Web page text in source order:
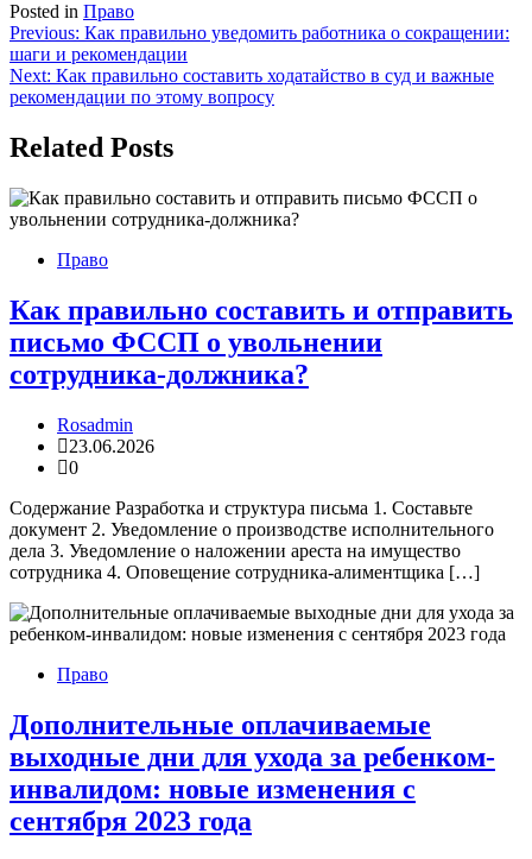
Posted in Право
Навигация
по
записям
Previous: Как правильно уведомить работника о сокращении:
шаги и рекомендации
Next: Как правильно составить ходатайство в суд и важные
рекомендации по этому вопросу
Related Posts
Право
Как правильно составить и отправить
письмо ФССП о увольнении
сотрудника-должника?
Rosadmin
23.06.2026
0
Содержание Разработка и структура письма 1. Составьте
документ 2. Уведомление о производстве исполнительного
дела 3. Уведомление о наложении ареста на имущество
сотрудника 4. Оповещение сотрудника-алиментщика […]
Право
Дополнительные оплачиваемые
выходные дни для ухода за ребенком-
инвалидом: новые изменения с
сентября 2023 года